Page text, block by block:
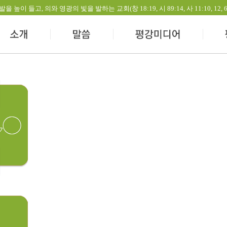
높이 들고, 의와 영광의 빛을 발하는 교회(창 18:19, 시 89:14, 사 11:10, 12,